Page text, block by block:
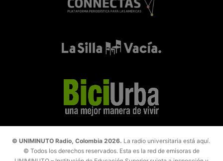
© UNIMINUTO Radio, Colombia 2026. La radio universitaria está aquí.
© Todos los derechos reservados. Esta es la red de emisoras de